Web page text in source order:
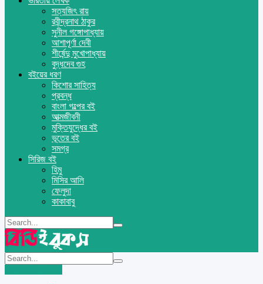
সত্যজিৎ রায়
রবীন্দ্রনাথ ঠাকুর
সুনীল গঙ্গোপাধ্যায়
আশাপূর্ণা দেবী
শীর্ষেন্দু মুখোপাধ্যায়
বুদ্ধদেব গুহ
বইয়ের ধরণ
কিশোর সাহিত্য
প্রবন্ধ
বাংলা গল্পের বই
আত্মজীবনী
মুক্তিযুদ্ধের বই
ভূতের বই
সমগ্র
সিরিজ বই
হিমু
মিসির আলি
ফেলুদা
কাকাবাবু